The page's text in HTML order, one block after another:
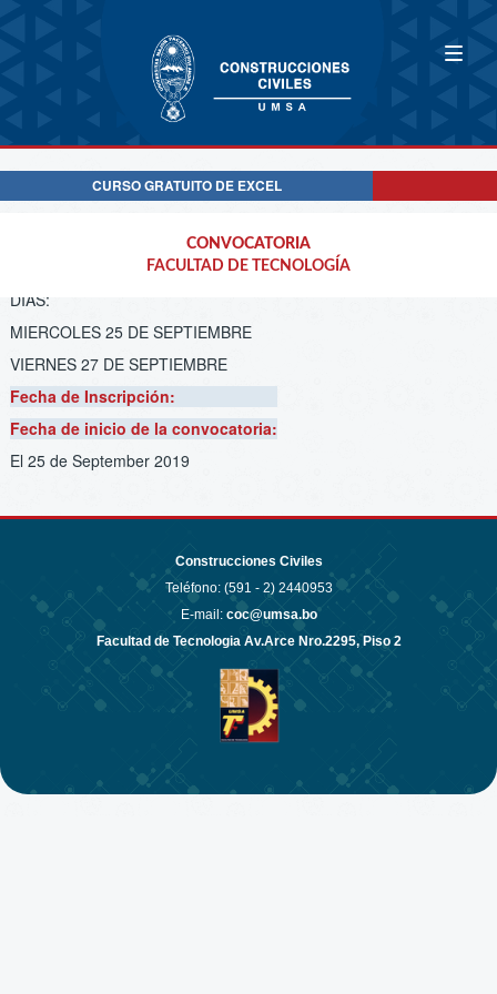
CURSO GRATUITO DE EXCEL
CONVOCATORIA
FACULTAD DE TECNOLOGÍA
CONVOCATORIA
CURSO PREFACULTATIVO O PREUNIVERSITARIO
DIAS:
MIERCOLES 25 DE SEPTIEMBRE
VIERNES 27 DE SEPTIEMBRE
Fecha de Inscripción:
Fecha de inicio de la convocatoria:
El 25 de September 2019
Construcciones Civiles
Teléfono: (591 - 2) 2440953
E-mail: coc@umsa.bo
Facultad de Tecnologia Av.Arce Nro.2295, Piso 2